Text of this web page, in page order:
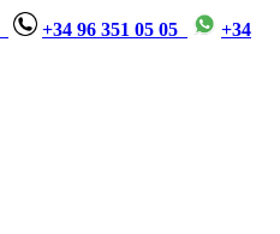
+34 96 351 05 05
+34